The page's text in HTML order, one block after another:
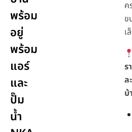
พร้อม
อยู่
พร้อม
แอร์
และ
ปั๊ม
น้ำ
ค
ข
เ
ร
ล
บ้